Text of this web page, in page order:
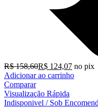
R$158,60R$ 124,07 no pix
Adicionar ao carrinho
Comparar
Visualização Rápida
Indisponivel / Sob